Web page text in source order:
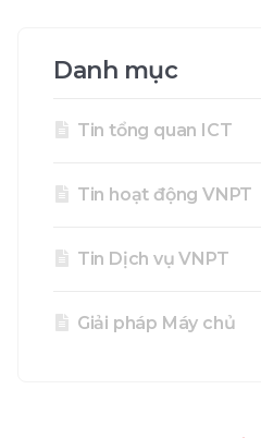
Danh mục
Tin tổng quan ICT
Tin hoạt động VNPT
Tin Dịch vụ VNPT
Giải pháp Máy chủ